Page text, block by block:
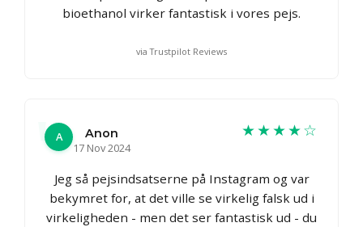
bioethanol virker fantastisk i vores pejs.
via Trustpilot Reviews
A
Anon
17 Nov 2024
★★★★☆
Jeg så pejsindsatserne på Instagram og var
bekymret for, at det ville se virkelig falsk ud i
virkeligheden - men det ser fantastisk ud - du